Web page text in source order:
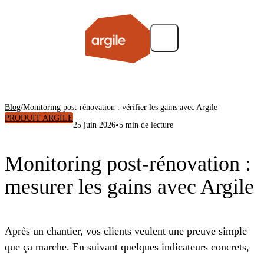
Blog/Monitoring post-rénovation : vérifier les gains avec Argile
PRODUIT ARGILE
25 juin 2026•5 min de lecture
Monitoring post-rénovation :
mesurer les gains avec Argile
Après un chantier, vos clients veulent une preuve simple
que ça marche. En suivant quelques indicateurs concrets,